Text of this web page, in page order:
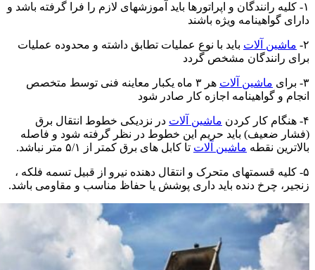
۱- کلیه رانندگان و اپراتورها باید آموزشهای لازم را فرا گرفته باشد و
دارای گواهینامه وی‍ژه باشند
۲- ماشین آلات باید با نوع عملیات تطابق داشته و محدوده عملیات
برای رانندگان مشخص گردد
۳- برای ماشین آلات
هر ۳ ماه یکبار معاینه فنی توسط متخصص
انجام و گواهینامه اجازه کار صادر شود
۴- هنگام کار کردن ماشین آلات در نزدیکی خطوط انتقال برق
(فشار ضعیف) باید حریم این خطوط در نظر گرفته شود و فا‌صله
بالاترین نقطه ماشین آلات تا کابل های برق کمتر از ۵/۱ متر نباشد.
۵- کلیه قسمتهای متحرک و انتقال دهنده نیرو از قبیل تسمه فلکه ،
زنجیر، چرخ دنده باید داری پوشش یا حفاظ مناسب و مقاومی باشد.